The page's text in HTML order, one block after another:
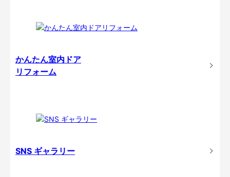
かんたん室内ドア
リフォーム
SNS ギャラリー